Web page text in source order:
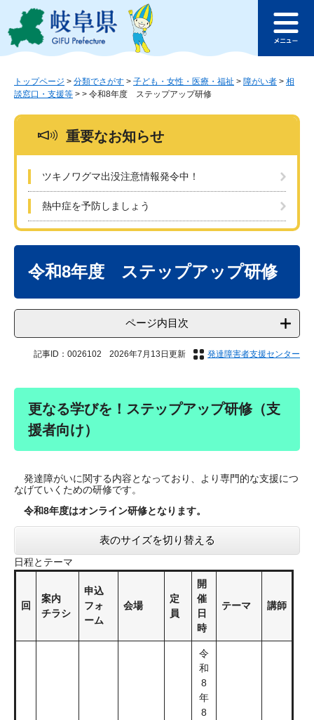
ジ
ュ
このページの本文へ
ュ
トップページ > 分類でさがす > 子ども・女性・医療・福祉 > 障がい者 > 相
談窓口・支援等 > > 令和8年度 ステップアップ研修
重要なお知らせ
ツキノワグマ出没注意情報発令中！
熱中症を予防しましょう
令和8年度 ステップアップ研修
ページ内目次
記事ID：0026102 2026年7月13日更新 発達障害者支援センター
更なる学びを！ステップアップ研修（支
援者向け）
発達障がいに関する内容となっており、より専門的な支援につ
なげていくための研修です。
令和8年度はオンライン研修となります。
表のサイズを切り替える
日程とテーマ
回
案内
チラシ
申込
フォ
ーム
会場
定
員
開
催
日
時
テーマ 講師
令
和
8
年
8